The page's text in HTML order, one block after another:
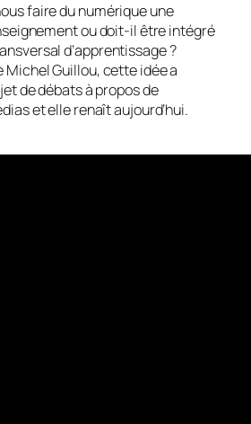
faire du numérique une
ou doit-il être intégré
d’apprentissage ?
Michel Guillou, cette idée a
de débats à propos de
et elle renaît aujourd’hui.